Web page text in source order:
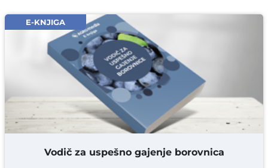
Email* obavezno
Komentar* obavezno
DODAJ KOMENTAR
E-KNJIGA
Vodič za uspešno gajenje borovnica